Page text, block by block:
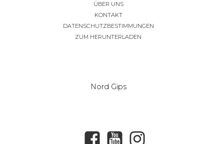
ÜBER UNS
KONTAKT
DATENSCHUTZBESTIMMUNGEN
ZUM HERUNTERLADEN
Nord Gips